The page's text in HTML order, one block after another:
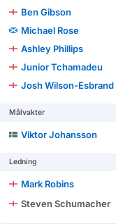
Ben Gibson
Michael Rose
Ashley Phillips
Junior Tchamadeu
Josh Wilson-Esbrand
Målvakter
Viktor Johansson
Ledning
Mark Robins
Steven Schumacher